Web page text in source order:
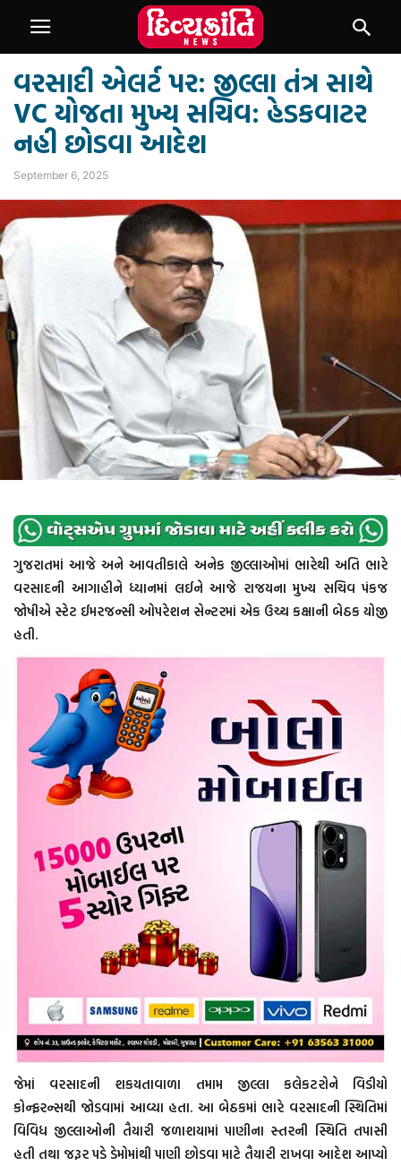
વરસાદી એલર્ટ પર: જીલ્લા તંત્ર સાથે
VC યોજતા મુખ્ય સચિવ: હેડકવાટર
નહી છોડવા આદેશ
September 6, 2025
ગુજરાતમાં આજે અને આવતીકાલે અનેક જીલ્લાઓમાં ભારેથી અતિ ભારે
વરસાદની આગાહીને ધ્યાનમાં લઈને આજે રાજયના મુખ્ય સચિવ પંકજ
જોષીએ સ્ટેટ ઈમરજન્સી ઓપરેશન સેન્ટરમાં એક ઉચ્ચ કક્ષાની બેઠક યોજી
હતી.
જેમાં વરસાદની શકયતાવાળા તમામ જીલ્લા કલેકટરોને વિડીયો
કોન્ફરન્સથી જોડવામાં આવ્યા હતા. આ બેઠકમાં ભારે વરસાદની સ્થિતિમાં
વિવિધ જીલ્લાઓની તૈયારી જળાશયામાં પાણીના સ્તરની સ્થિતિ તપાસી
હતી તથા જરૂર પડે ડેમોમાંથી પાણી છોડવા માટે તૈયારી રાખવા આદેશ આપ્યો